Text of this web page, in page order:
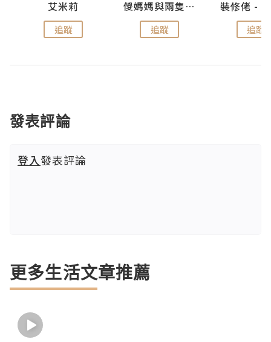
艾米莉
追蹤
儍媽媽與兩隻小魔怪之家
追蹤 追蹤
發表評論
登入發表評論
更多生活文章推薦